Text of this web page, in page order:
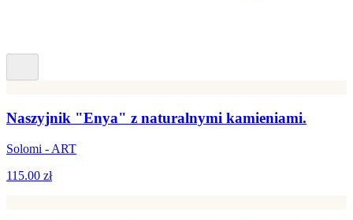
Naszyjnik "Enya" z naturalnymi kamieniami.
Solomi - ART
115.00 zł